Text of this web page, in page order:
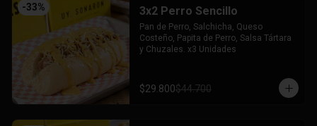
-33% 3x2 Perro Sencillo
Pan de Perro, Salchicha, Queso
Costeño, Papita de Perro, Salsa Tártara
y Chuzales. x3 Unidades
$29.800$44.700